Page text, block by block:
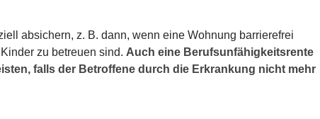
absichern, z. B. dann, wenn eine Wohnung barrierefrei
zu betreuen sind. Auch eine Berufsunfähigkeitsrente
falls der Betroffene durch die Erkrankung nicht mehr